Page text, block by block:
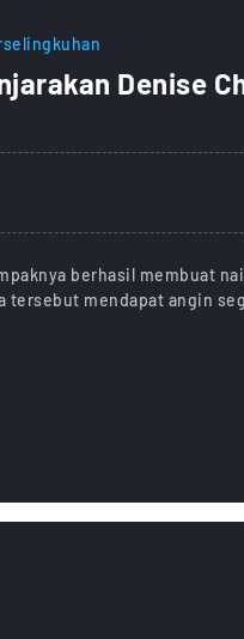
Denise
berhasil membuat
tersebut mendapat angin